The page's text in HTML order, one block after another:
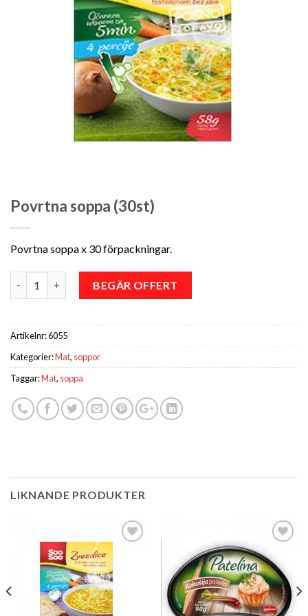
Povrtna soppa (30st)
Povrtna soppa x 30 förpackningar.
BEGÄR OFFERT
Artikelnr:6055
Kategorier:Mat, soppor
Taggar:Mat, soppa
LIKNANDE PRODUKTER
Lägg till i
önskelistan
Lägg till i
önskelistan